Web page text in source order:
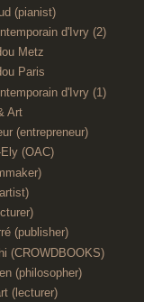
(pianist)
d'Ivry (2)
Metz
Paris
d'Ivry (1)
Art
(entrepreneur)
(OAC)
(publisher)
(CROWDBOOKS)
(philosopher)
(lecturer)